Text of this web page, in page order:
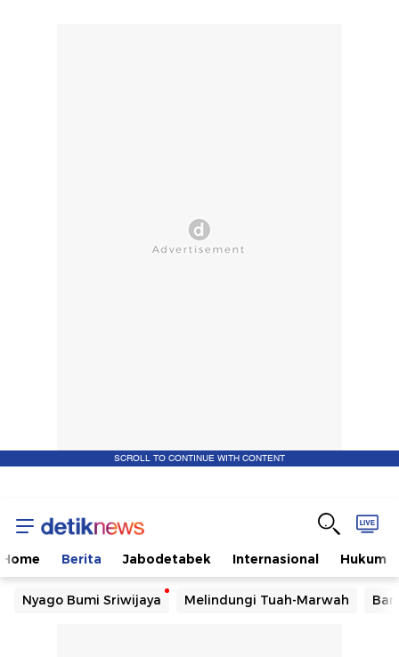
SCROLL TO CONTINUE WITH CONTENT
Home Berita Jabodetabek Internasional Hukum
Nyago Bumi Sriwijaya Melindungi Tuah-Marwah